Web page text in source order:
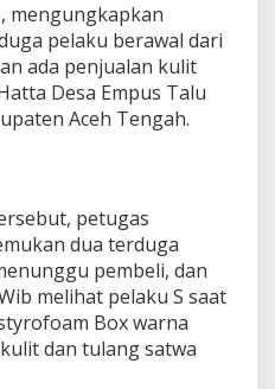
mengungkapkan
pelaku berawal dari
ada penjualan kulit
Desa Empus Talu
Aceh Tengah.
petugas
dua terduga
pembeli, dan
melihat pelaku S saat
Box warna
dan tulang satwa